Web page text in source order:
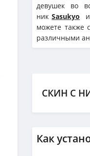
девушек во
никSasukyo
можете также
различными
СКИН С
Как